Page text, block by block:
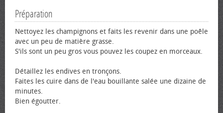
Préparation
Nettoyez les champignons et faits les revenir dans une poêle
avec un peu de matière grasse.
S'ils sont un peu gros vous pouvez les coupez en morceaux.
Détaillez les endives en tronçons.
Faites les cuire dans de l'eau bouillante salée une dizaine de
minutes.
Bien égoutter.